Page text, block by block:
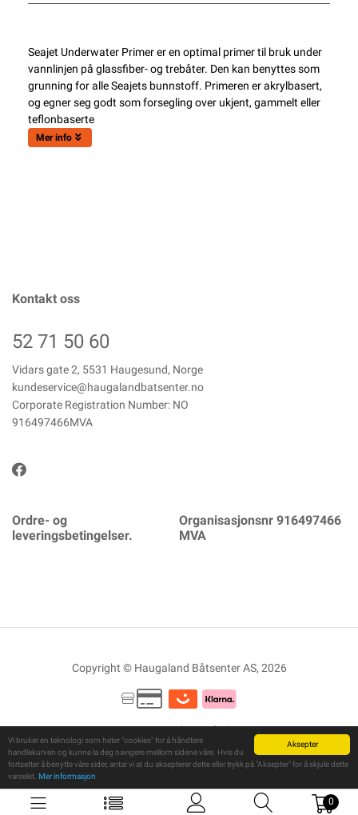
Aksepter
Vi bruker en teknologi som heter "cookies" for å håndtere
handlekurven og kunne la deg navigere mellom sidene våre. Hvis du
fortsetter å benytte våre sider, antar vi at du aksepterer dette eller trykk på "Aksepter" for å skjule dette
varselet. Mer informasjon
0
Seajet Underwater Primer er en optimal primer til bruk under
vannlinjen på glassfiber- og trebåter. Den kan benyttes som
grunning for alle Seajets bunnstoff. Primeren er akrylbasert,
og egner seg godt som forsegling over ukjent, gammelt eller
teflonbaserte
Mer info
Kontakt oss
52 71 50 60
Vidars gate 2, 5531 Haugesund, Norge
kundeservice@haugalandbatsenter.no
Corporate Registration Number: NO
916497466MVA
Ordre- og
leveringsbetingelser.
Organisasjonsnr 916497466
MVA
Copyright © Haugaland Båtsenter AS, 2026
Powered ByTelaris